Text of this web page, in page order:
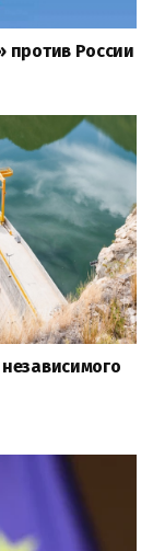
против России